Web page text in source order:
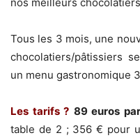
Tous les 3 mois, une
chocolatiers/pâtissiers
un menu gastronomique
Les tarifs ? 89 euros
table de 2 ; 356 € pour